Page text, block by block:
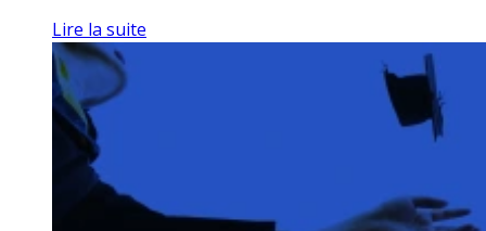
Lire la suite